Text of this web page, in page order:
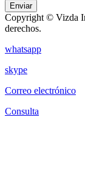
Enviar
Copyright © Vizda
derechos.
whatsapp
skype
Correo electrónico
Consulta